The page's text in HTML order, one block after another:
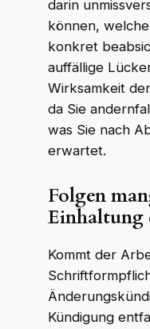
darin
können,
konkret
auffällige
Wirksamkeit
da Sie
was Sie nach
erwartet.
Folgen
Einhaltung
Kommt der
Kündigung